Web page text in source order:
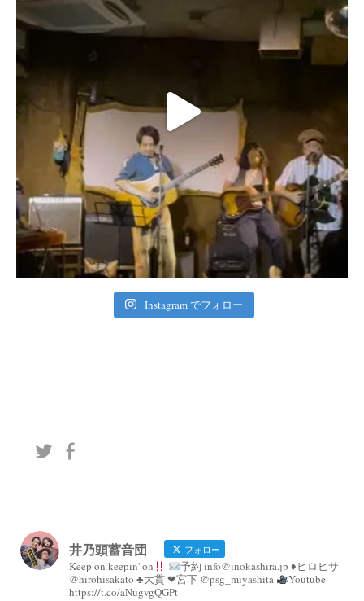
Instagram でフォロー
井乃頭蓄音団 フォロー
Keep on keepin' on
予約 info@inokashira.jp ♦︎ヒロヒサ
@hirohisakato ♣︎大貫 ❤︎宮下 @psg_miyashita
Youtube
https://t.co/aNugvgQGPt